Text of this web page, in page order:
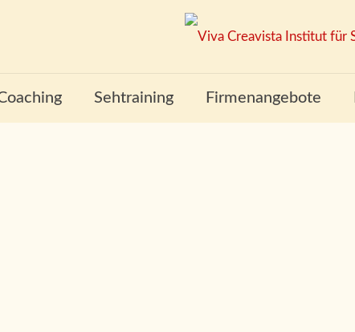
Sehtraining Firmenangebote